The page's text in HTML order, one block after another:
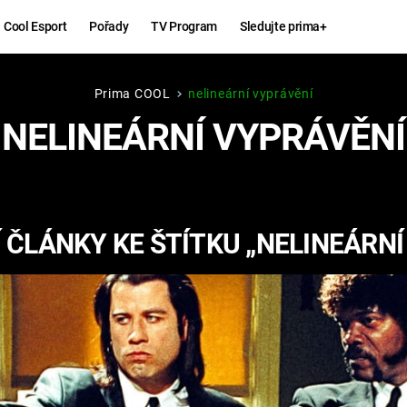
Cool Esport Pořady TV Program Sledujte prima+
Hry
KINGDOM
COME:
DELIVERANCE
ESPORT
Zábava
CHUCK
NORRIS
Prima COOL nelineární vyprávění
NELINEÁRNÍ VYPRÁVĚNÍ
KE ŠTÍTKU